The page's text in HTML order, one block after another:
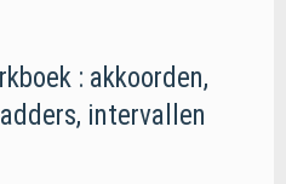
: akkoorden,
intervallen